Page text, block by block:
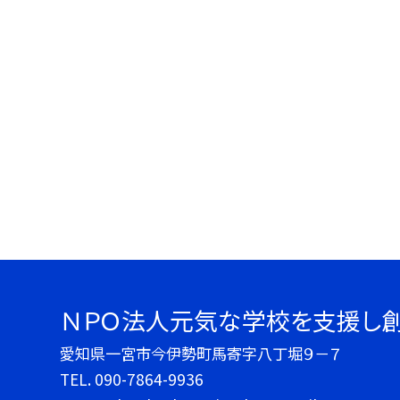
ＮＰＯ法人元気な学校を支援し
愛知県一宮市今伊勢町馬寄字八丁堀９－７
TEL. 090-7864-9936